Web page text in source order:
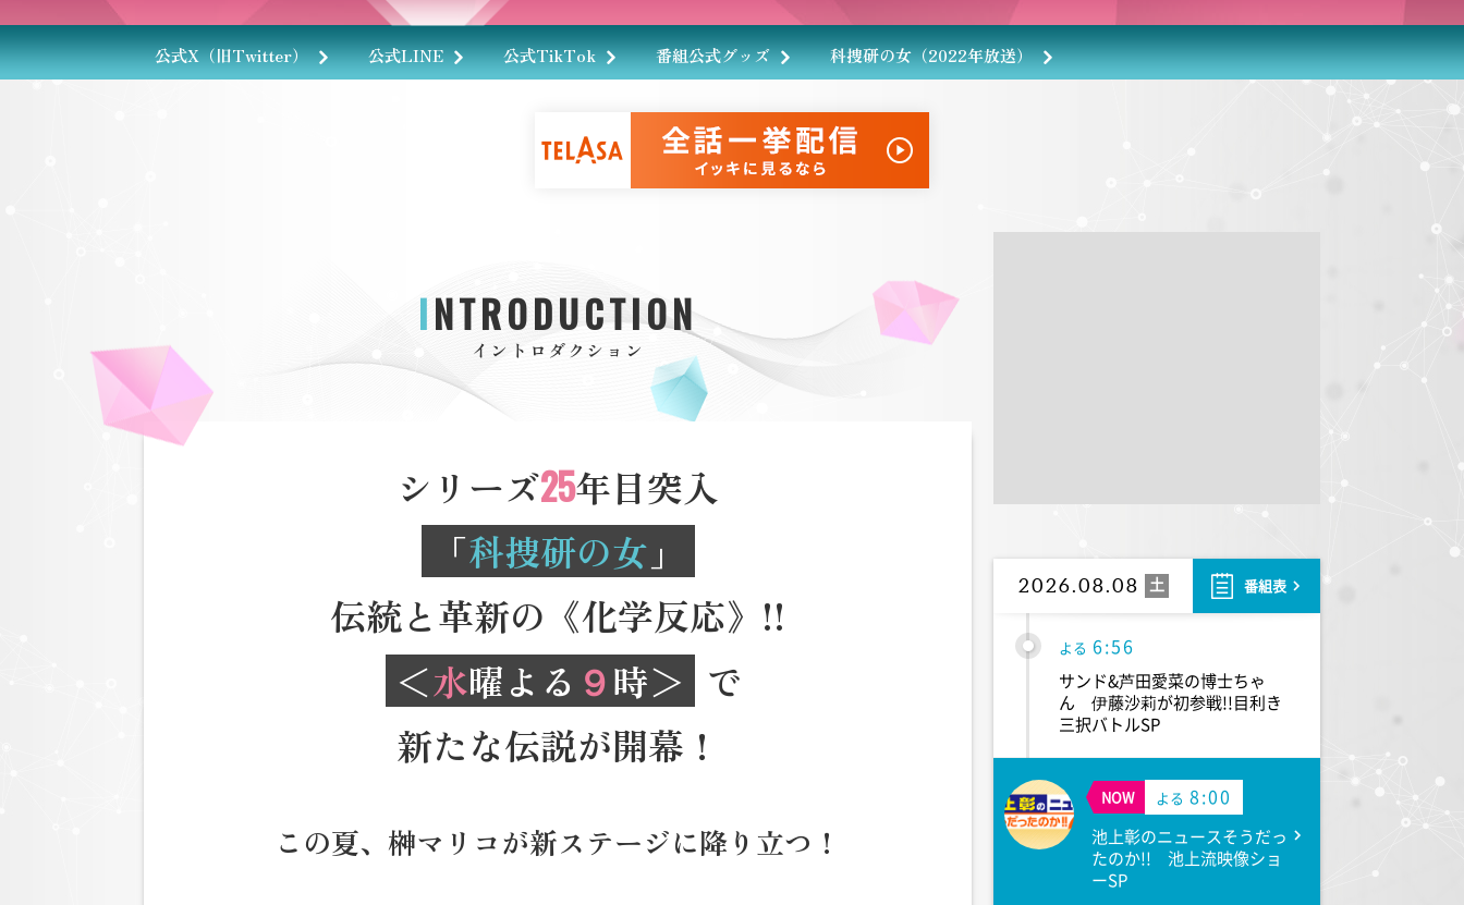
公式X（旧Twitter） 公式LINE 公式TikTok 番組公式グッズ 科捜研の女（2022年放送）
INTRODUCTION
イントロダクション
シリーズ25年目突入
「科捜研の女 」
伝統と革新の《化学反応》!!
＜水曜よる ９時＞ で
新たな伝説が開幕！
この夏、榊マリコが新ステージに降り立つ！
2026.08.08 土 番組表
午後 4:00
ボート伝説だゾ】
人生の楽園 夏の1時間!ふるさ
と大好きスペシャル
よる 6:56
サンド&芦田愛菜の博士ちゃ
ん 伊藤沙莉が初参戦!!目利き
三択バトルSP
NOW よる 8:00
池上彰のニュースそうだっ
たのか!! 池上流映像ショ
ーSP